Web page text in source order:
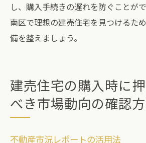
し、購入手続きの遅れを防ぐことが
南区で理想の建売住宅を見つけるた
備を整えましょう。
建売住宅の購入時に
べき市場動向の確認
不動産市況レポートの活用法